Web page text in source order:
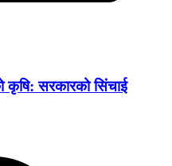
सरकारको सिंचाई